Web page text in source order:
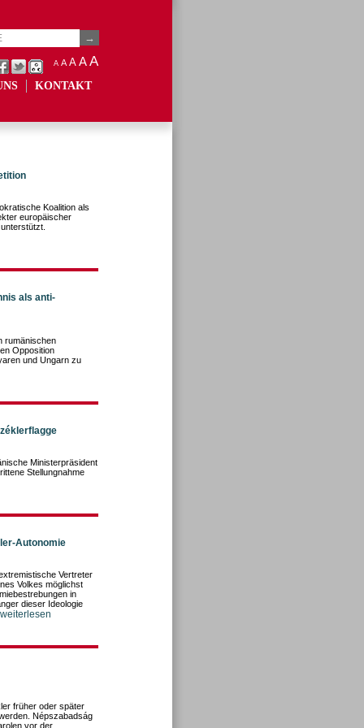
A A A AA
KONTAKT
Koalition als
europäischer
als anti-
rumänischen
Opposition
und Ungarn zu
Ministerpräsident
Stellungnahme
Autonomie
Vertreter
Volkes möglichst
in
dieser Ideologie
früher oder später
Népszabadság
vor der